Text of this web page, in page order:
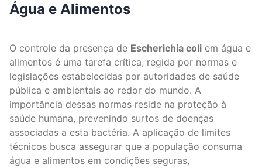
Água e Alimentos
O controle da presença de Escherichia coli em água e
alimentos é uma tarefa crítica, regida por normas e
legislações estabelecidas por autoridades de saúde
pública e ambientais ao redor do mundo. A
importância dessas normas reside na proteção à
saúde humana, prevenindo surtos de doenças
associadas a esta bactéria. A aplicação de limites
técnicos busca assegurar que a população consuma
água e alimentos em condições seguras,